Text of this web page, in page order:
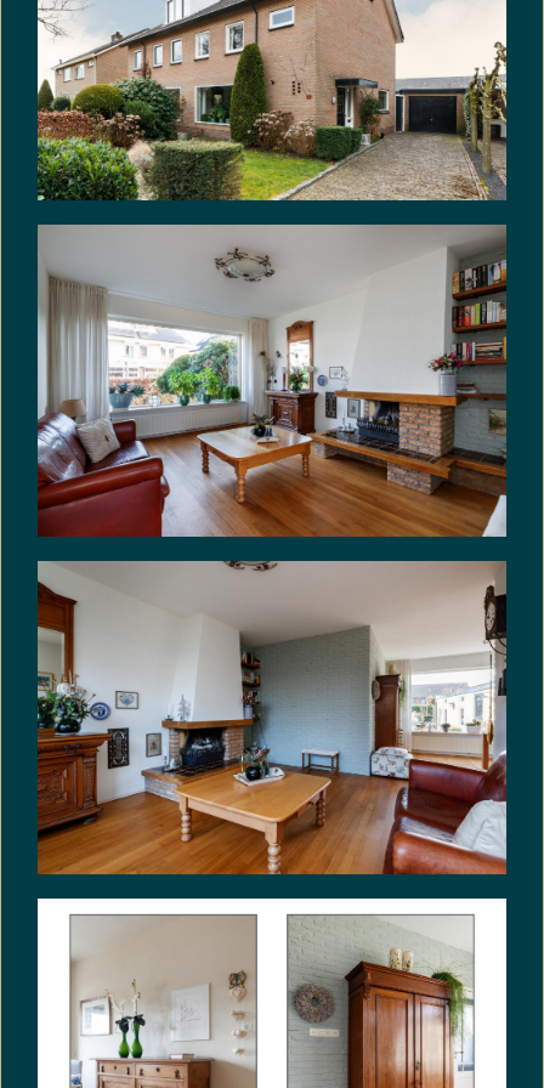
aanwezigheid van asbest en/of de verwijdering
van asbest uit de onroerende zaak kan
voortvloeien. In afwijking van artikel 6.3 van deze
koopakte en artikel 7:17 lid 1 en 2 BW komt het
geheel of ten dele ontbreken van één of meer
eigenschappen van de onroerende zaak voor
normaal en bijzonder gebruik en het eventueel
anderszins niet-beantwoorden van de zaak aan
de overeenkomst als gevolg van de aanwezigheid
van enig asbest in welke samenstelling en/of op
welke plaats dan ook voor rekening en risico van
koper.
KIJK VAST OP FUNDA NAAR DE 2-D EN 3-D
DIGITALE PLATTEGRONDEN EN RICHT HET HUIS
VAST IN MET JE EIGEN SPULLEN.
VRIJBLIJVENDE INFORMATIE